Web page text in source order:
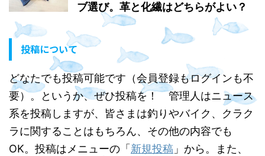
ブ選び。革と化繊はどちらがよい？
投稿について
どなたでも投稿可能です（会員登録もログインも不
要）。というか、ぜひ投稿を！ 管理人はニュース
系を投稿しますが、皆さまは釣りやバイク、クラク
ラに関することはもちろん、その他の内容でも
OK。投稿はメニューの「 新規投稿 」から。また、